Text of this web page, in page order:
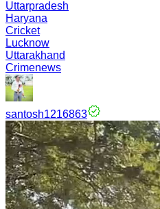
Uttarpradesh
Haryana
Cricket
Lucknow
Uttarakhand
Crimenews
santosh1216863